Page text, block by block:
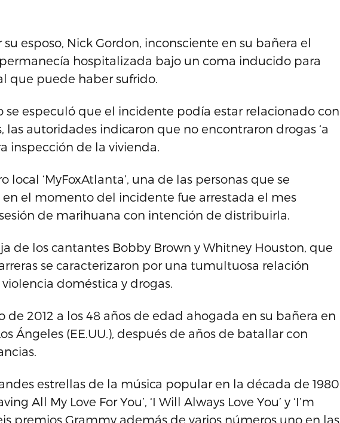
esposo, Nick Gordon, inconsciente en su bañera el
hospitalizada bajo un coma inducido para
que puede haber sufrido.
se especuló que el incidente podía estar relacionado con
las autoridades indicaron que no encontraron drogas ‘a
inspección de la vivienda.
local ‘MyFoxAtlanta’, una de las personas que se
el momento del incidente fue arrestada el mes
de marihuana con intención de distribuirla.
de los cantantes Bobby Brown y Whitney Houston, que
se caracterizaron por una tumultuosa relación
doméstica y drogas.
de 2012 a los 48 años de edad ahogada en su bañera en
Ángeles (EE.UU.), después de años de batallar con
estrellas de la música popular en la década de 1980
All My Love For You’, ‘I Will Always Love You’ y ‘I’m
premios Grammy además de varios números uno en las